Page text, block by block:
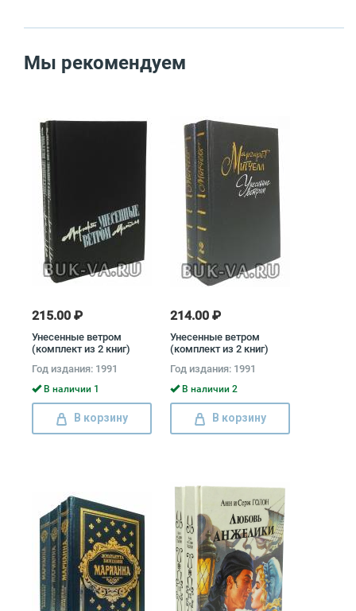
Мы рекомендуем
215.00 ₽
Унесенные ветром
(комплект из 2 книг)
Год издания: 1991
В наличии 1
В корзину
214.00 ₽
Унесенные ветром
(комплект из 2 книг)
Год издания: 1991
В наличии 2
В корзину